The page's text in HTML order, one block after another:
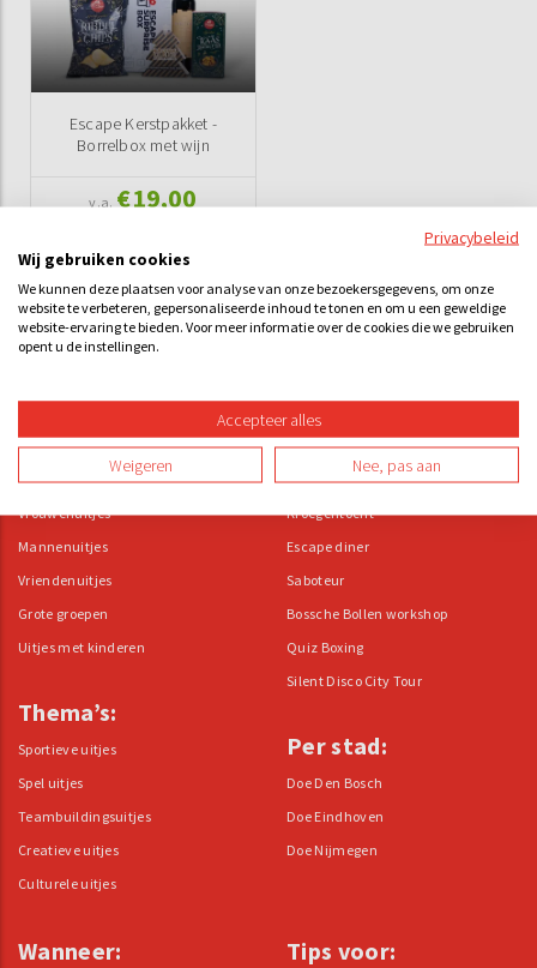
Escape Kerstpakket -
Borrelbox met wijn
v.a. €19,00
Gezelschappen:
Vrijgezellenfeest
Bachelorette
Vrouwenuitjes
Mannenuitjes
Vriendenuitjes
Grote groepen
Uitjes met kinderen
Thema’s:
Sportieve uitjes
Spel uitjes
Teambuildingsuitjes
Creatieve uitjes
Culturele uitjes
Populaire uitjes:
City game
Moorddiner
Solex rijden
Kroegentocht
Escape diner
Saboteur
Bossche Bollen workshop
Quiz Boxing
Silent Disco City Tour
Per stad:
Doe Den Bosch
Doe Eindhoven
Doe Nijmegen
Wanneer: Tips voor:
Privacybeleid
Wij gebruiken cookies
We kunnen deze plaatsen voor analyse van onze bezoekersgegevens, om onze
website te verbeteren, gepersonaliseerde inhoud te tonen en om u een geweldige
website-ervaring te bieden. Voor meer informatie over de cookies die we gebruiken
opent u de instellingen.
Accepteer alles
Weigeren Nee, pas aan